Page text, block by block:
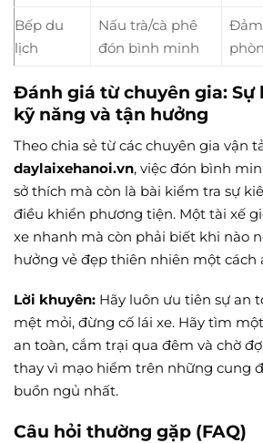
Bếp du
lịch
Nấu trà/cà phê
đón bình minh
Đánh giá từ chuyên gia: Sự
kỹ năng và tận hưởng
Theo chia sẻ từ các chuyên gia vận
daylaixehanoi.vn, việc đón bình
sở thích mà còn là bài kiểm tra sự
điều khiển phương tiện. Một tài xế
xe nhanh mà còn phải biết khi nào
hưởng vẻ đẹp thiên nhiên một cách
Lời khuyên: Hãy luôn ưu tiên sự an
mệt mỏi, đừng cố lái xe. Hãy tìm
an toàn, cắm trại qua đêm và chờ
thay vì mạo hiểm trên những cung
buồn ngủ nhất.
Câu hỏi thường gặp (FAQ)